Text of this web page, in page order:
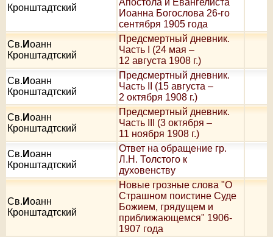
Кронштадтский
Иоанна Богослова 26-го
сентября 1905 года
Св. Иоанн
Кронштадтский
Предсмертный дневник.
Часть I (24 мая –
12 августа 1908 г.)
Св. Иоанн
Кронштадтский
Предсмертный дневник.
Часть II (15 августа –
2 октября 1908 г.)
Св. Иоанн
Кронштадтский
Предсмертный дневник.
Часть III (3 октября –
11 ноября 1908 г.)
Св. Иоанн
Кронштадтский
Ответ на обращение гр.
Л.Н. Толстого к
духовенству
Св. Иоанн
Кронштадтский
Новые грозные слова "О
Страшном поистине Суде
Божием, грядущем и
приближающемся" 1906-
1907 года